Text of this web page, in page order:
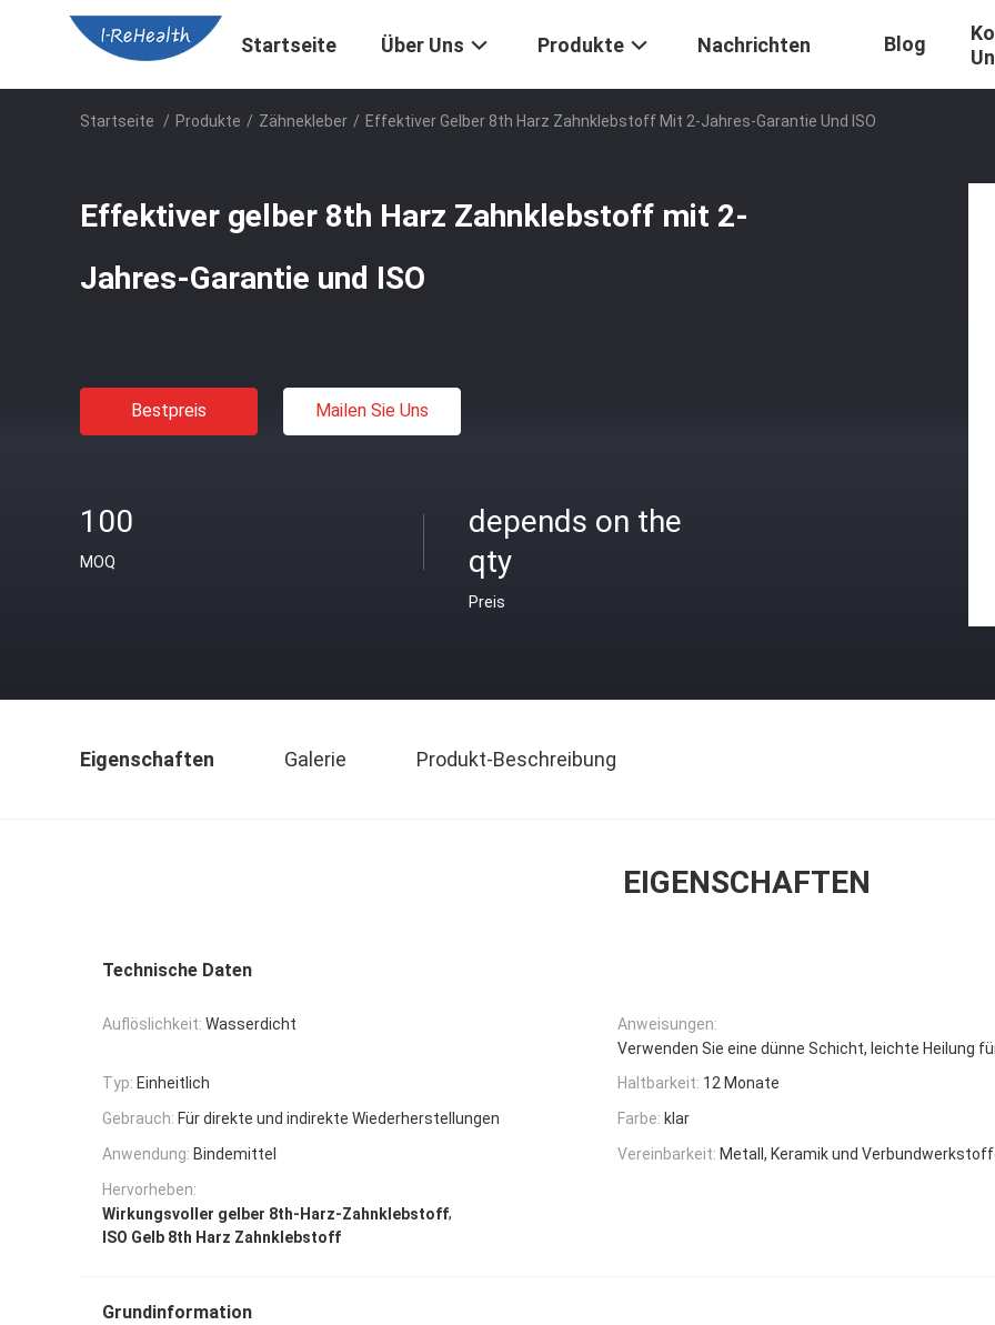
Startseite Über Uns Produkte Nachrichten Blog
Startseite / Produkte / Zähnekleber / Effektiver Gelber 8th Harz Zahnklebstoff Mit 2-Jahres-Garantie Und ISO
Effektiver gelber 8th Harz Zahnklebstoff mit 2-
Jahres-Garantie und ISO
Bestpreis Mailen Sie Uns
100
MOQ
depends on the
qty
Preis
Eigenschaften Galerie Produkt-Beschreibung
EIGENSCHAFTEN
Technische Daten
Auflöslichkeit: Wasserdicht
Anweisungen:
Verwenden Sie eine dünne Schicht, leichte Heilung
Typ: Einheitlich Haltbarkeit: 12 Monate
Gebrauch: Für direkte und indirekte Wiederherstellungen Farbe: klar
Anwendung: Bindemittel Vereinbarkeit: Metall, Keramik und
Hervorheben:
Wirkungsvoller gelber 8th-Harz-Zahnklebstoff,
ISO Gelb 8th Harz Zahnklebstoff
Grundinformation